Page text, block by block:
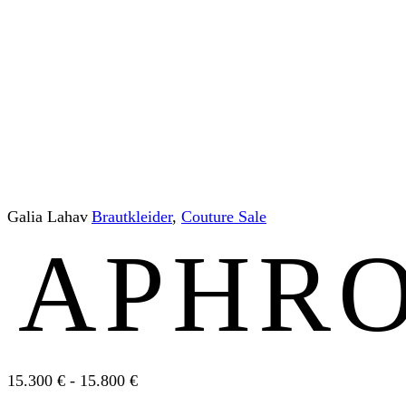
Galia Lahav Braut­kleider, Couture Sale
15.300 € - 15.800 €